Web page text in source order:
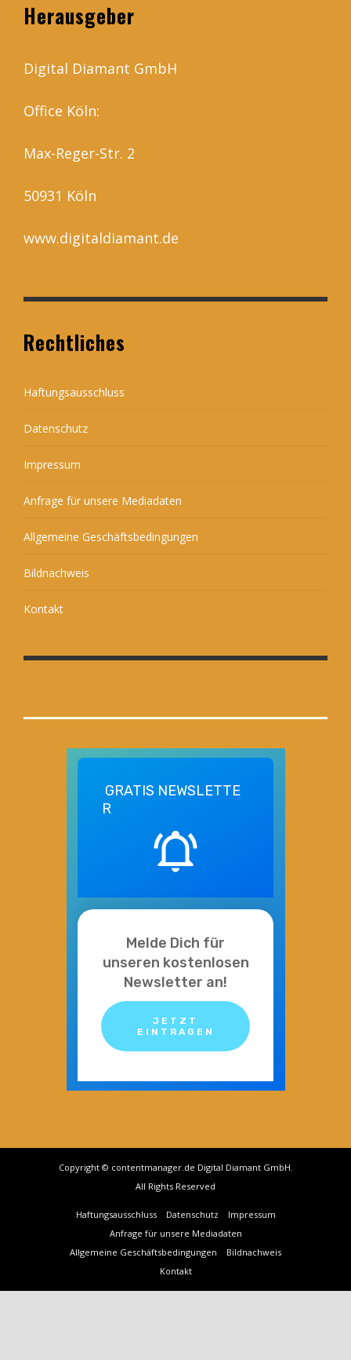
Herausgeber
Digital Diamant GmbH
Office Köln:
Max-Reger-Str. 2
50931 Köln
www.digitaldiamant.de
Rechtliches
Haftungsausschluss
Datenschutz
Impressum
Anfrage für unsere Mediadaten
Allgemeine Geschäftsbedingungen
Bildnachweis
Kontakt
GRATIS NEWSLETTE
R
Melde Dich für
unseren kostenlosen
Newsletter an!
JETZT
EINTRAGEN
Copyright © contentmanager.de Digital Diamant GmbH.
All Rights Reserved
Haftungsausschluss Datenschutz
Impressum
Anfrage für unsere Mediadaten
Allgemeine Geschäftsbedingungen
Bildnachweis
Kontakt